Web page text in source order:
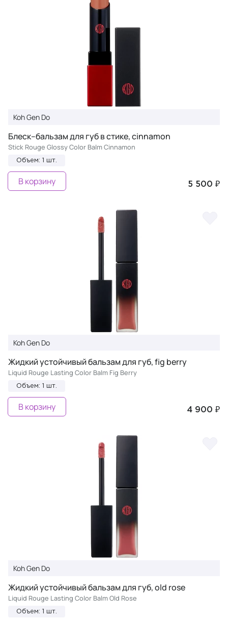
Koh Gen Do
Блеск–бальзам для губ в стике, cinnamon
Stick Rouge Glossy Color Balm Cinnamon
Объем: 1 шт.
5 500 ₽
В корзину
Koh Gen Do
Жидкий устойчивый бальзам для губ, fig berry
Liquid Rouge Lasting Color Balm Fig Berry
Объем: 1 шт.
4 900 ₽
В корзину
Koh Gen Do
Жидкий устойчивый бальзам для губ, old rose
Liquid Rouge Lasting Color Balm Old Rose
Объем: 1 шт.